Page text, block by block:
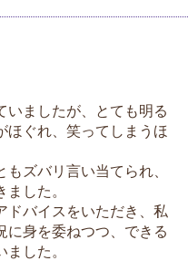
いましたが、とても明る
ほぐれ、笑ってしまうほ
ズバリ言い当てられ、
した。
ドバイスをいただき、私
に身を委ねつつ、できる
した。